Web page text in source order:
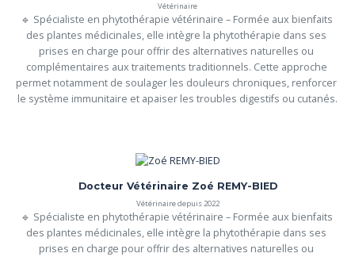
Vétérinaire
🔹 Spécialiste en phytothérapie vétérinaire – Formée aux bienfaits
des plantes médicinales, elle intègre la phytothérapie dans ses
prises en charge pour offrir des alternatives naturelles ou
complémentaires aux traitements traditionnels. Cette approche
permet notamment de soulager les douleurs chroniques, renforcer
le système immunitaire et apaiser les troubles digestifs ou cutanés.
Docteur Vétérinaire Zoé REMY-BIED
Vétérinaire depuis 2022
🔹 Spécialiste en phytothérapie vétérinaire – Formée aux bienfaits
des plantes médicinales, elle intègre la phytothérapie dans ses
prises en charge pour offrir des alternatives naturelles ou